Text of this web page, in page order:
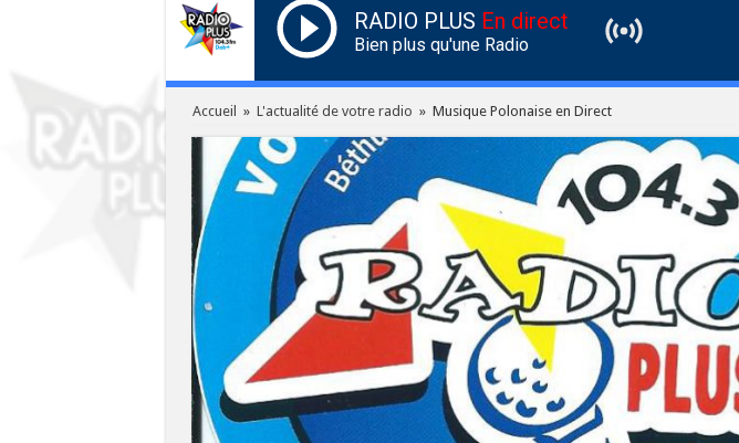
RADIO PLUS En direct
Bien plus qu'une Radio
Accueil » L'actualité de votre radio » Musique Polonaise en Direct